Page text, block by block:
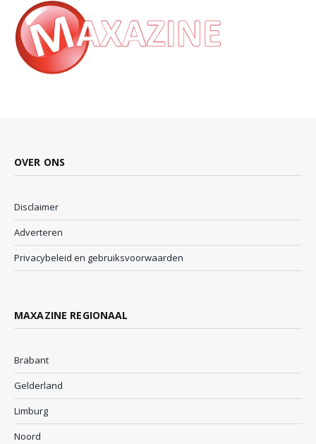
OVER ONS
Disclaimer
Adverteren
Privacybeleid en gebruiksvoorwaarden
MAXAZINE REGIONAAL
Brabant
Gelderland
Limburg
Noord